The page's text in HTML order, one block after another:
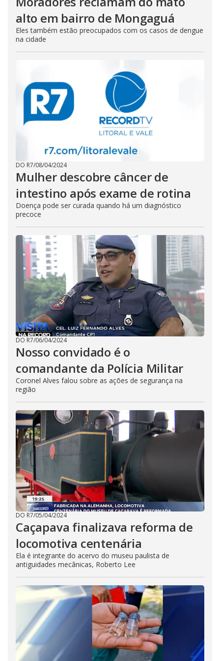
alto em bairro de Mongaguá
Eles também estão preocupados com os casos de dengue
na cidade
DO R7/08/04/2024
Mulher descobre câncer de
intestino após exame de rotina
Doença pode ser curada quando há um diagnóstico
precoce
DO R7/06/04/2024
Nosso convidado é o
comandante da Polícia Militar
Coronel Alves falou sobre as ações de segurança na
região
DO R7/05/04/2024
Caçapava finalizava reforma de
locomotiva centenária
Ela é integrante do acervo do museu paulista de
antiguidades mecânicas, Roberto Lee